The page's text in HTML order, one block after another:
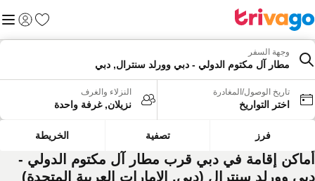
المفضلة
تسجيل
وجهة السفر
مطار آل مكتوم الدولي - دبي وورلد سنترال, دبي
تاريخ الوصول/المغادرة
اختر التواريخ
النزلاء والغرف
نزيلان, غرفة واحدة
فرز تصفية الخريطة
إقامة في دبي قرب مطار آل مكتوم الدولي -
وورلد سنترال (دبي, الإمارات العربية المتحدة)